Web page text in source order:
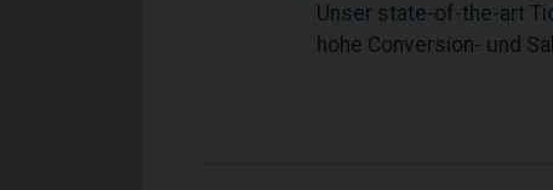
Unser state-of-the-art
hohe Conversion- und